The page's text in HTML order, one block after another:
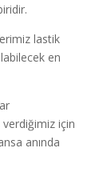
lastik
en
verdiğimiz için
anında